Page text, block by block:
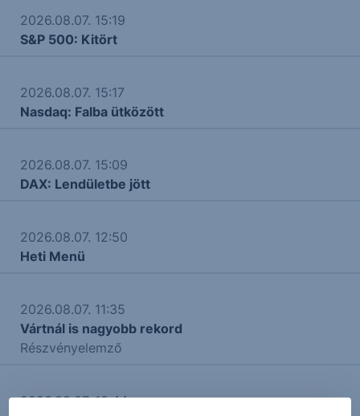
2026.08.07. 15:19
S&P 500: Kitört
2026.08.07. 15:17
Nasdaq: Falba ütközött
2026.08.07. 15:09
DAX: Lendületbe jött
2026.08.07. 12:50
Heti Menü
2026.08.07. 11:35
Vártnál is nagyobb rekord
Részvényelemző
2026.08.07. 10:44